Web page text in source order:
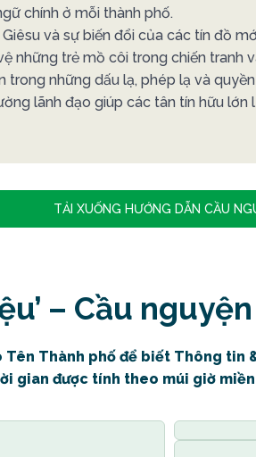
chính ở mỗi thành phố.
và sự biến đổi của các tín đồ
những trẻ mồ côi trong chiến tranh
trong những dấu lạ, phép lạ và
lãnh đạo giúp các tân tín hữu
TẢI XUỐNG HƯỚNG DẪN CẦU
– Cầu
Tên Thành phố để biết Thông tin
gian được tính theo múi giờ